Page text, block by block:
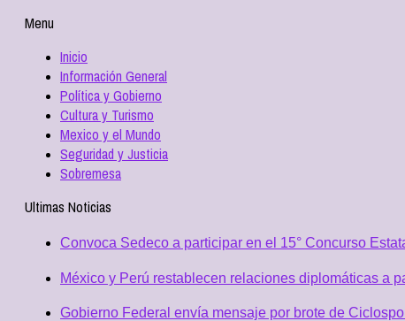
Menu
Inicio
Información General
Política y Gobierno
Cultura y Turismo
Mexico y el Mundo
Seguridad y Justicia
Sobremesa
Ultimas Noticias
Convoca Sedeco a participar en el 15° Concurso
México y Perú restablecen relaciones diplomáticas a
Gobierno Federal envía mensaje por brote de